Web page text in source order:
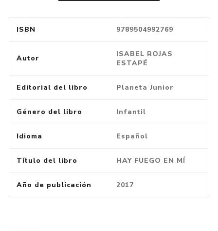
ISBN 9789504992769
Autor
ISABEL ROJAS
ESTAPÉ
Editorial del libro Planeta Junior
Género del libro Infantil
Idioma Español
Título del libro HAY FUEGO EN MÍ
Año de publicación 2017